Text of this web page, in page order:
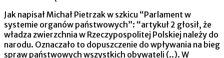
Jak napisał Michał Pietrzak w szkicu “Parlament w
systemie organów państwowych”: “artykuł 2 głosił, że
władza zwierzchnia w Rzeczypospolitej Polskiej należy do
narodu. Oznaczało to dopuszczenie do wpływania na bieg
spraw państwowych wszystkich obywateli (..). W